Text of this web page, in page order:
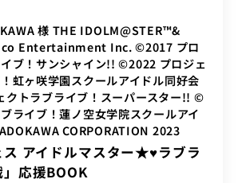
業界 医療業界
学校法人
界
様 THE IDOLM@STER™&
Entertainment Inc. ©2017 プロ
ブ！サンシャイン!! ©2022 プロジェ
虹ヶ咲学園スクールアイドル同好会
トラブライブ！スーパースター!! ©
ライブ！蓮ノ空女学院スクールアイ
CORPORATION 2023
ス アイドルマスター★♥︎ラブラ
応援BOOK